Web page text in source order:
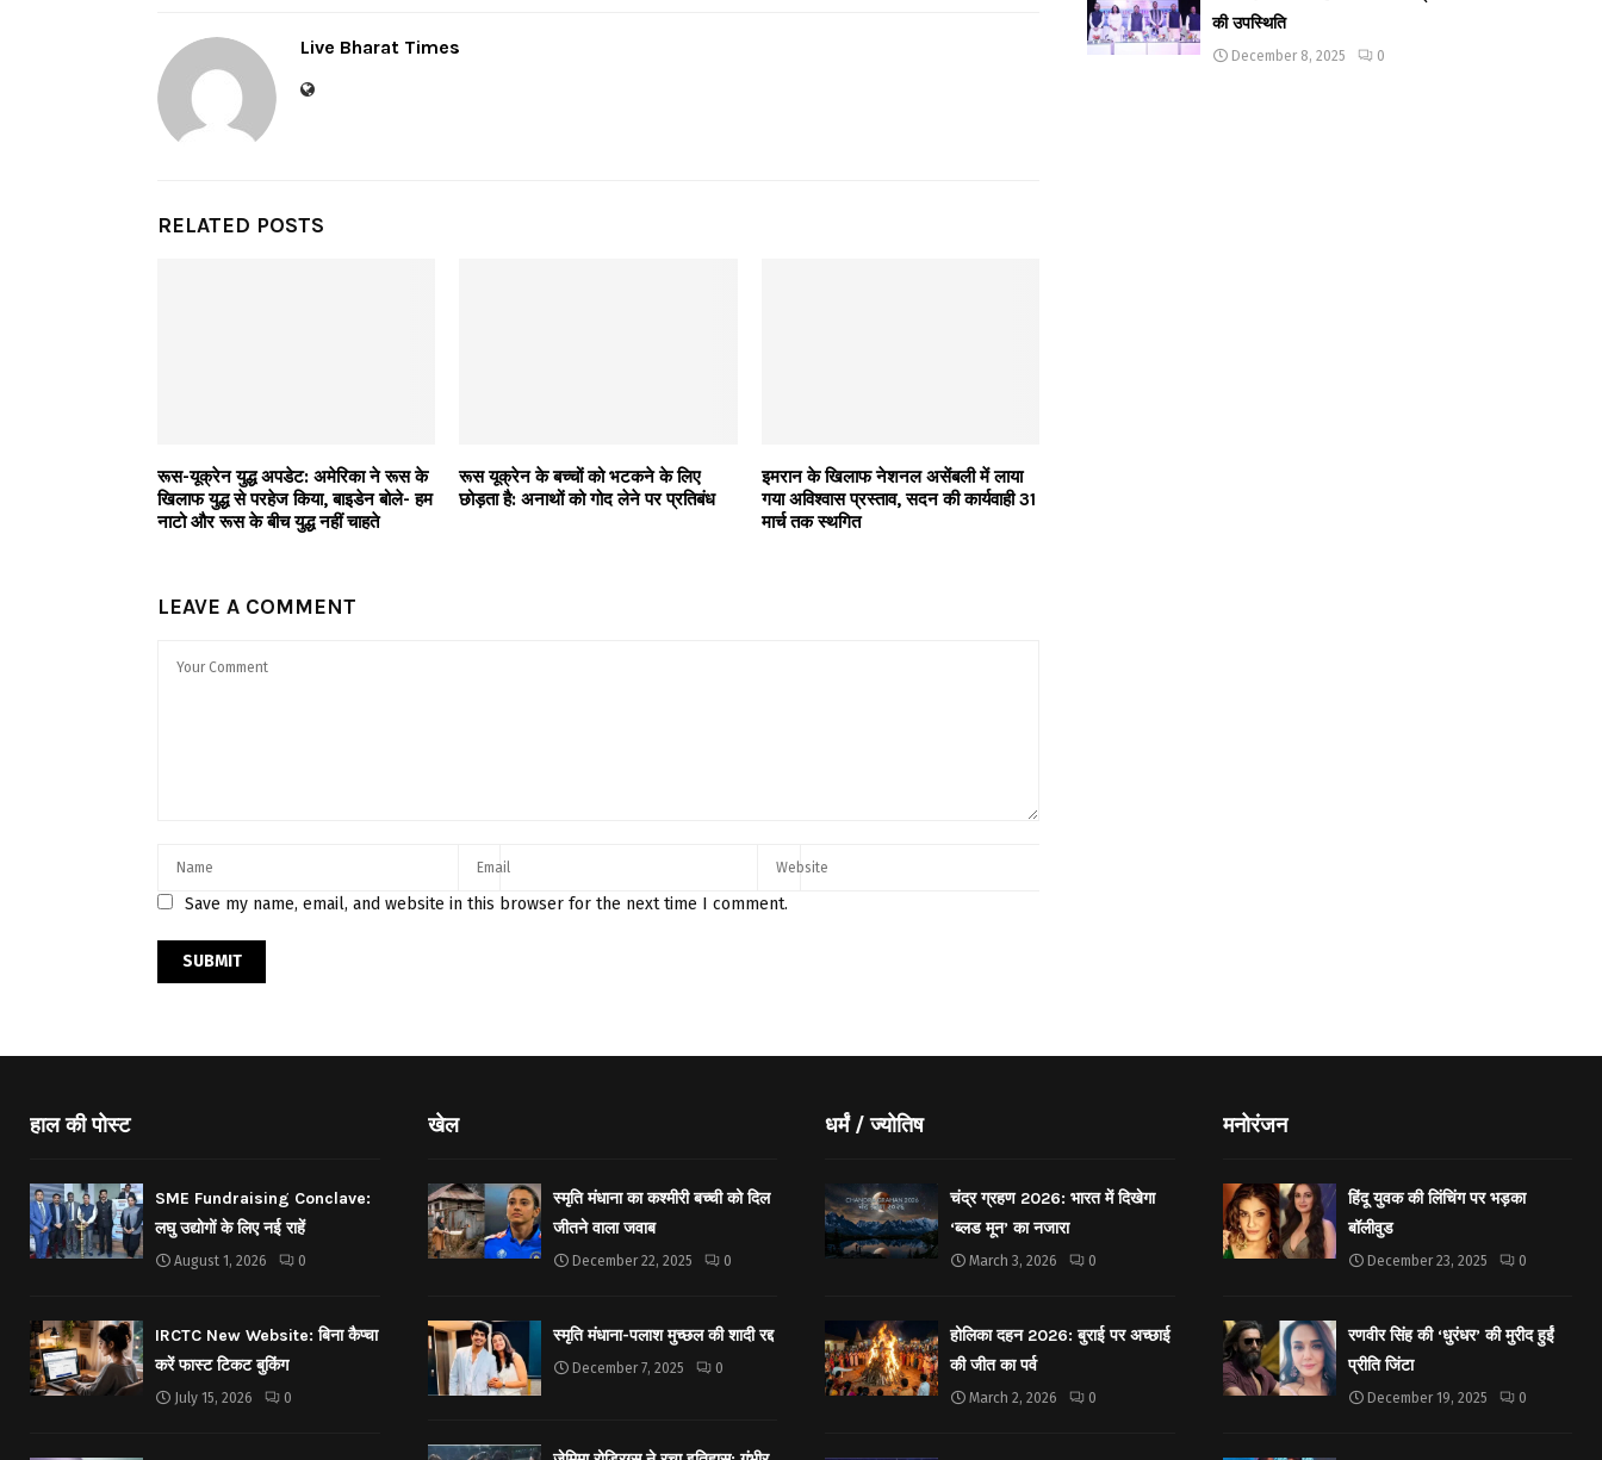
Live Bharat Times
RELATED POSTS
रूस-यूक्रेन युद्ध अपडेट: अमेरिका ने रूस के
खिलाफ युद्ध से परहेज किया, बाइडेन बोले- हम
नाटो और रूस के बीच युद्ध नहीं चाहते
रूस यूक्रेन के बच्चों को भटकने के लिए
छोड़ता है: अनाथों को गोद लेने पर प्रतिबंध
इमरान के खिलाफ नेशनल असेंबली में लाया
गया अविश्वास प्रस्ताव, सदन की कार्यवाही 31
मार्च तक स्थगित
LEAVE A COMMENT
Save my name, email, and website in this browser for the next time I comment.
की उपस्थिति
December 8, 2025 0
हाल की पोस्ट
SME Fundraising Conclave:
लघु उद्योगों के लिए नई राहें
August 1, 2026 0
IRCTC New Website: बिना कैप्चा
करें फास्ट टिकट बुकिंग
July 15, 2026 0
खेल
स्मृति मंधाना का कश्मीरी बच्ची को दिल
जीतने वाला जवाब
December 22, 2025 0
स्मृति मंधाना-पलाश मुच्छल की शादी रद्द
December 7, 2025 0
धर्मं / ज्योतिष
चंद्र ग्रहण 2026: भारत में दिखेगा
‘ब्लड मून’ का नजारा
March 3, 2026 0
होलिका दहन 2026: बुराई पर अच्छाई
की जीत का पर्व
March 2, 2026 0
मनोरंजन
हिंदू युवक की लिंचिंग पर भड़का
बॉलीवुड
December 23, 2025 0
रणवीर सिंह की ‘धुरंधर’ की मुरीद हुईं
प्रीति जिंटा
December 19, 2025 0